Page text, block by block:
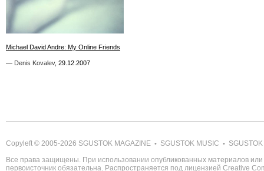
Michael David Andre: My Online Friends
— Denis Kovalev, 29.12.2007
Michael David Andre: My Online Friends
— Denis Kovalev, 29.12.2007
Copyleft © 2005-2026 SGUSTOK MAGAZINE • SGUSTOK MUSIC •
Все права защищены. При использовании опубликованных материалов
первоисточник обязательна. Распространяется под лицензией Creative